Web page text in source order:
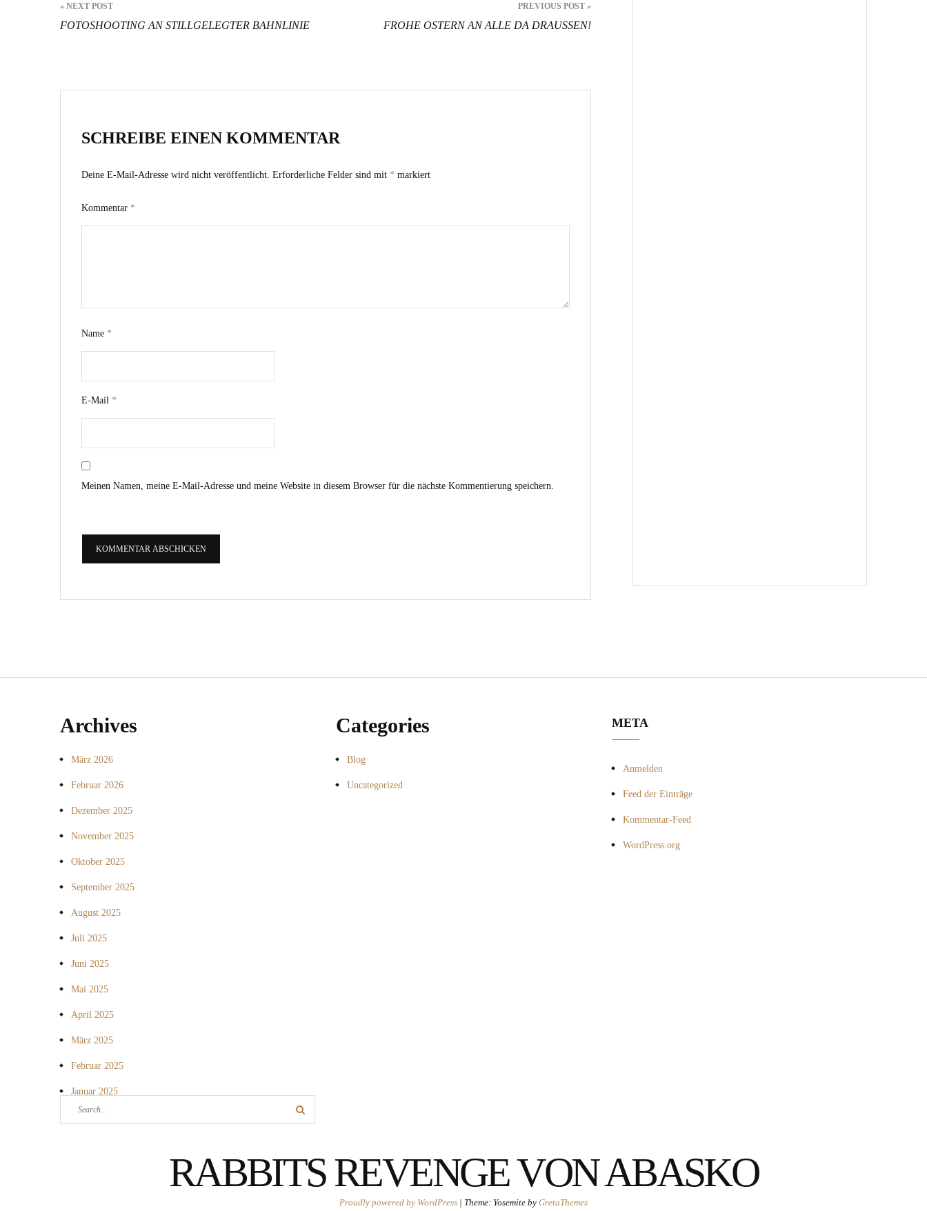
Navigation
PREVIOUS POST »
FROHE OSTERN AN ALLE DA DRAUSSEN!
« NEXT POST
FOTOSHOOTING AN STILLGELEGTER BAHNLINIE
SCHREIBE EINEN KOMMENTAR
Deine E-Mail-Adresse wird nicht veröffentlicht. Erforderliche Felder sind mit * markiert
Kommentar *
Name *
E-Mail *
Meinen Namen, meine E-Mail-Adresse und meine Website in diesem Browser für die nächste Kommentierung speichern.
Archives
März 2026
Februar 2026
Dezember 2025
November 2025
Oktober 2025
September 2025
August 2025
Juli 2025
Juni 2025
Mai 2025
April 2025
März 2025
Februar 2025
Januar 2025
Categories
Blog
Uncategorized
META
Anmelden
Feed der Einträge
Kommentar-Feed
WordPress.org
for:
Search
RABBITS REVENGE VON ABASKO
Proudly powered by WordPress | Theme: Yosemite by GretaThemes